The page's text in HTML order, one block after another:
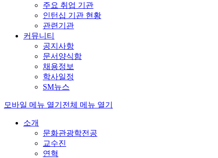
주요 취업 기관
인턴십 기관 현황
관련기관
커뮤니티
공지사항
문서양식함
채용정보
학사일정
SM뉴스
모바일 메뉴 열기 전체 메뉴 열기
소개
문화관광학전공
교수진
연혁